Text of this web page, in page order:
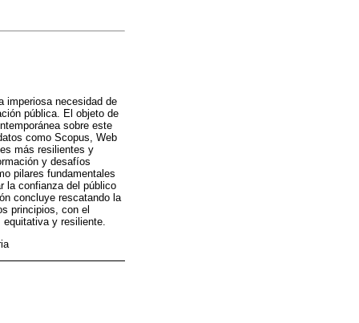
imperiosa necesidad de
pública. El objeto de
sobre este
como Scopus, Web
más resilientes y
y desafíos
pilares fundamentales
la confianza del público
concluye rescatando la
principios, con el
y resiliente.